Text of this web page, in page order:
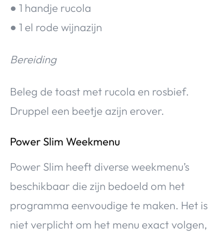
● 1 handje rucola
● 1 el rode wijnazijn
Bereiding
Beleg de toast met rucola en rosbief.
Druppel een beetje azijn erover.
Power Slim Weekmenu
Power Slim heeft diverse weekmenu’s
beschikbaar die zijn bedoeld om het
programma eenvoudige te maken. Het is
niet verplicht om het menu exact volgen,